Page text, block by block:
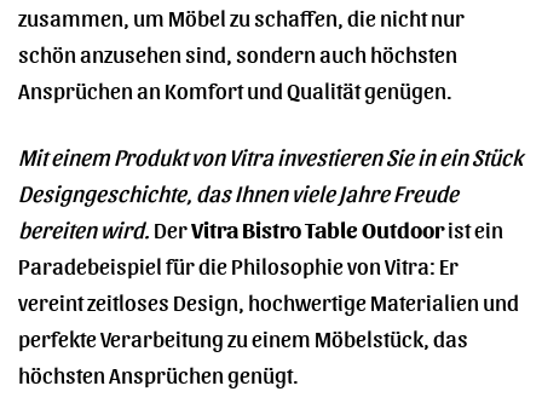
zusammen, um Möbel zu schaffen, die nicht nur
schön anzusehen sind, sondern auch höchsten
Ansprüchen an Komfort und Qualität genügen.
Mit einem Produkt von Vitra investieren Sie in ein Stück
Designgeschichte, das Ihnen viele Jahre Freude
bereiten wird. DerVitra Bistro Table Outdoorist ein
Paradebeispiel für die Philosophie von Vitra: Er
vereint zeitloses Design, hochwertige Materialien und
perfekte Verarbeitung zu einem Möbelstück, das
höchsten Ansprüchen genügt.